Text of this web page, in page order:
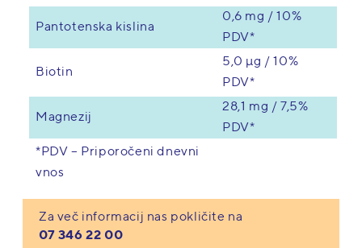
Pantotenska kislina
0,6 mg / 10%
PDV*
Biotin
5,0 µg / 10%
PDV*
Magnezij
28,1 mg / 7,5%
PDV*
*PDV – Priporočeni dnevni
vnos
Za več informacij nas pokličite na
07 346 22 00